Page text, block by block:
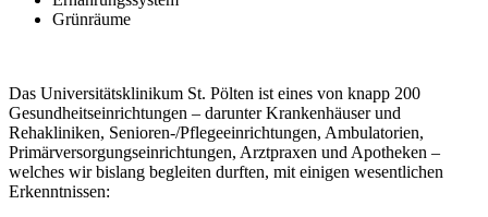
Grünräume
Das Universitätsklinikum St. Pölten ist eines von knapp 200
Gesundheitseinrichtungen – darunter Krankenhäuser und
Rehakliniken, Senioren-/Pflegeeinrichtungen, Ambulatorien,
Primärversorgungseinrichtungen, Arztpraxen und Apotheken –
welches wir bislang begleiten durften, mit einigen wesentlichen
Erkenntnissen: